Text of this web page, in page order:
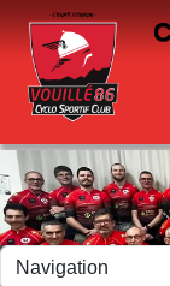
Panneau de